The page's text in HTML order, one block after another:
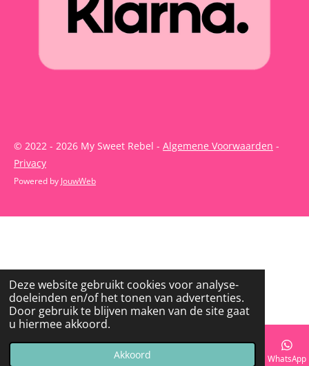
Deze website gebruikt cookies voor analyse-
doeleinden en/of het tonen van advertenties.
Door gebruik te blijven maken van de site gaat
u hiermee akkoord.
Akkoord
© 2022 - 2026 My Sweet Rebel - Algemene Voorwaarden -
Privacy
Powered by JouwWeb
Telefoonnummer WhatsApp